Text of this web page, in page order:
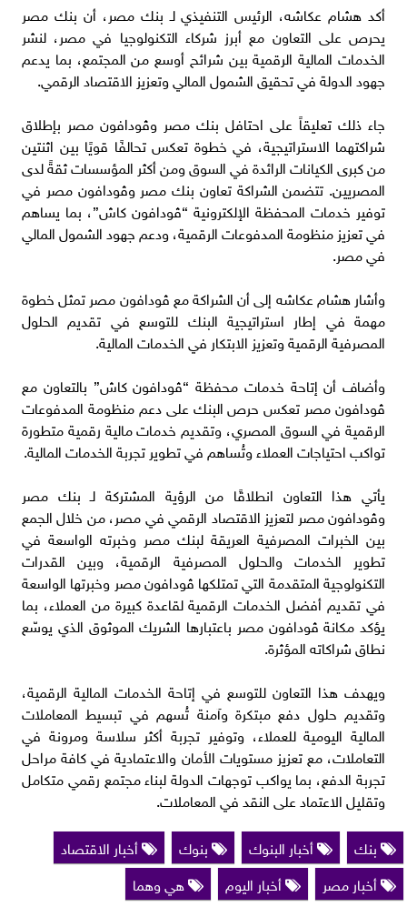
أكد هشام عكاشه، الرئيس التنفيذي لـ بنك مصر، أن بنك مصر
يحرص على التعاون مع أبرز شركاء التكنولوجيا في مصر، لنشر
الخدمات المالية الرقمية بين شرائح أوسع من المجتمع، بما يدعم
جهود الدولة في تحقيق الشمول المالي وتعزيز الاقتصاد الرقمي.
جاء ذلك تعليقاً على احتافل بنك مصر وڤودافون مصر بإطلاق
شراكتهما الاستراتيجية، في خطوة تعكس تحالفًا قويًا بين اثنتين
من كبرى الكيانات الرائدة في السوق ومن أكثر المؤسسات ثقةً لدى
المصريين. تتضمن الشراكة تعاون بنك مصر وڤودافون مصر في
توفير خدمات المحفظة الإلكترونية “ڤودافون كاش”، بما يساهم
في تعزيز منظومة المدفوعات الرقمية، ودعم جهود الشمول المالي
في مصر.
وأشار هشام عكاشه إلى أن الشراكة مع ڤودافون مصر تمثل خطوة
مهمة في إطار استراتيجية البنك للتوسع في تقديم الحلول
المصرفية الرقمية وتعزيز الابتكار في الخدمات المالية.
وأضاف أن إتاحة خدمات محفظة “ڤودافون كاش” بالتعاون مع
ڤودافون مصر تعكس حرص البنك على دعم منظومة المدفوعات
الرقمية في السوق المصري، وتقديم خدمات مالية رقمية متطورة
تواكب احتياجات العملاء وتُساهم في تطوير تجربة الخدمات المالية.
يأتي هذا التعاون انطلاقًا من الرؤية المشتركة لـ بنك مصر
وڤودافون مصر لتعزيز الاقتصاد الرقمي في مصر، من خلال الجمع
بين الخبرات المصرفية العريقة لبنك مصر وخبرته الواسعة في
تطوير الخدمات والحلول المصرفية الرقمية، وبين القدرات
التكنولوجية المتقدمة التي تمتلكها ڤودافون مصر وخبرتها الواسعة
في تقديم أفضل الخدمات الرقمية لقاعدة كبيرة من العملاء، بما
يؤكد مكانة ڤودافون مصر باعتبارها الشريك الموثوق الذي يوسّع
نطاق شراكاته المؤثرة.
ويهدف هذا التعاون للتوسع في إتاحة الخدمات المالية الرقمية،
وتقديم حلول دفع مبتكرة وآمنة تُسهم في تبسيط المعاملات
المالية اليومية للعملاء، وتوفير تجربة أكثر سلاسة ومرونة في
التعاملات، مع تعزيز مستويات الأمان والاعتمادية في كافة مراحل
تجربة الدفع، بما يواكب توجهات الدولة لبناء مجتمع رقمي متكامل
وتقليل الاعتماد على النقد في المعاملات.
بنك
أخبار البنوك بنوك
أخبار الاقتصاد
أخبار مصر
أخبار اليوم هي وهما